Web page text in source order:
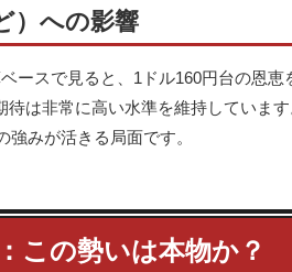
）への影響
スで見ると、1ドル160円台の恩恵
は非常に高い水準を維持していま
みが活きる局面です。
この勢いは本物か？